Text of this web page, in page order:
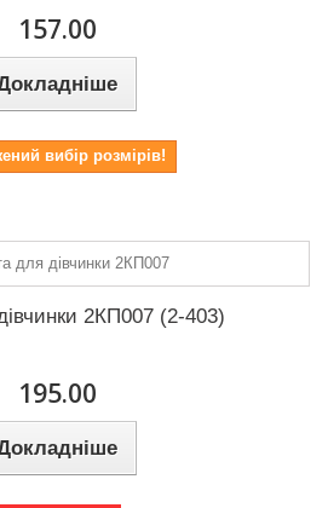
157.00
вибір розмірів!
2КП007 (2-403)
195.00